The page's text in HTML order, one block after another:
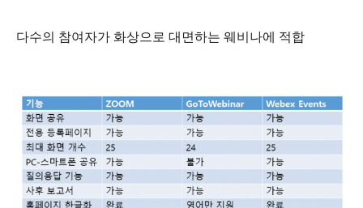
다수의 참여자가 화상으로 대면하는 웨비나에 적합